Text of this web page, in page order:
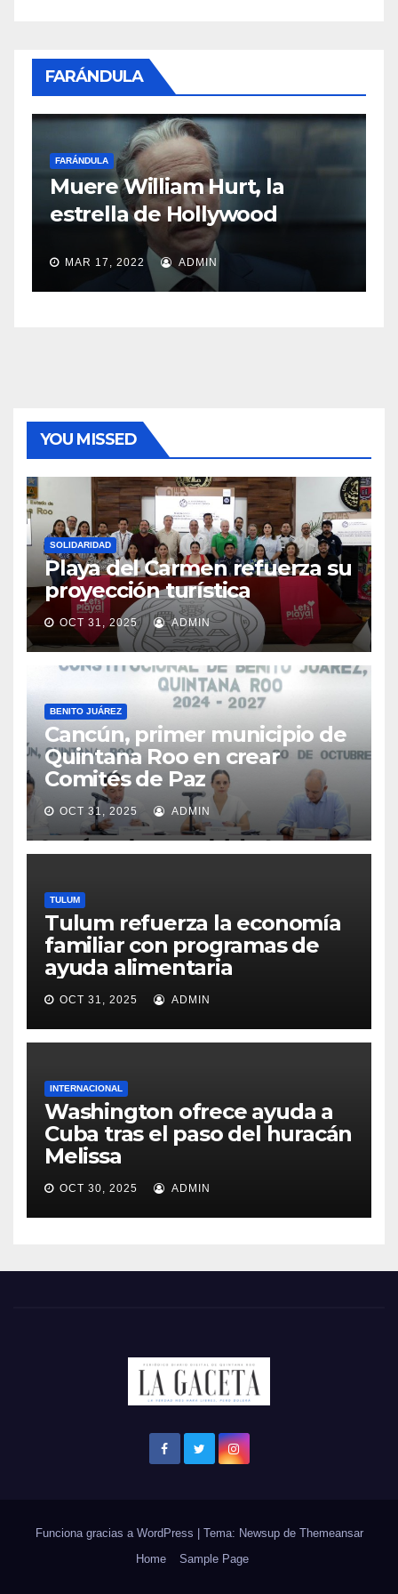
FARÁNDULA
Hurt, la
ADMIN
Sasha Sokol
abuso de Luis
YOU MISSED
SOLIDARIDAD
Playa del Carmen refuerza su
proyección turística
OCT 31, 2025 ADMIN
BENITO JUÁREZ
Cancún, primer municipio de
Quintana Roo en crear
Comités de Paz
OCT 31, 2025 ADMIN
TULUM
Tulum refuerza la economía
familiar con programas de
ayuda alimentaria
OCT 31, 2025 ADMIN
INTERNACIONAL
Washington ofrece ayuda a
Cuba tras el paso del huracán
Melissa
OCT 30, 2025 ADMIN
Funciona gracias a WordPress | Tema: Newsup de Themeansar
Home
Sample Page